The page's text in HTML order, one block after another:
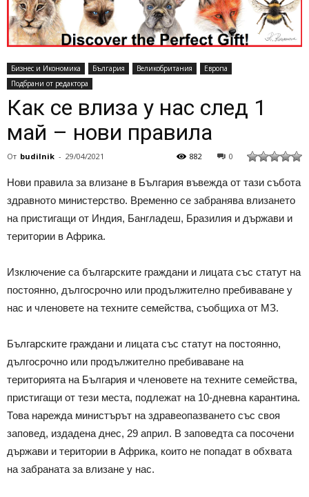
Бизнес и Икономика България Великобритания
Европа
Подбрани от редактора
Как се влиза у нас след 1
май – нови правила
От budilnik - 29/04/2021 0
882
Нови правила за влизане в България въвежда от тази събота
здравното министерство. Временно се забранява влизането
на пристигащи от Индия, Бангладеш, Бразилия и държави и
територии в Африка.
Изключение са българските граждани и лицата със статут на
постоянно, дългосрочно или продължително пребиваване у
нас и членовете на техните семейства, съобщиха от МЗ.
Българските граждани и лицата със статут на постоянно,
дългосрочно или продължително пребиваване на
територията на България и членовете на техните семейства,
пристигащи от тези места, подлежат на 10-дневна карантина.
Това нарежда министърът на здравеопазването със своя
заповед, издадена днес, 29 април. В заповедта са посочени
държави и територии в Африка, които не попадат в обхвата
на забраната за влизане у нас.